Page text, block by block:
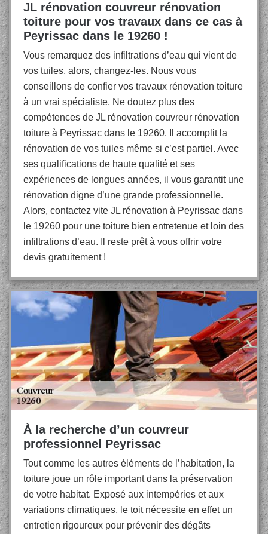
JL rénovation couvreur rénovation
toiture pour vos travaux dans ce cas à
Peyrissac dans le 19260 !
Vous remarquez des infiltrations d’eau qui vient de
vos tuiles, alors, changez-les. Nous vous
conseillons de confier vos travaux rénovation toiture
à un vrai spécialiste. Ne doutez plus des
compétences de JL rénovation couvreur rénovation
toiture à Peyrissac dans le 19260. Il accomplit la
rénovation de vos tuiles même si c’est partiel. Avec
ses qualifications de haute qualité et ses
expériences de longues années, il vous garantit une
rénovation digne d’une grande professionnelle.
Alors, contactez vite JL rénovation à Peyrissac dans
le 19260 pour une toiture bien entretenue et loin des
infiltrations d’eau. Il reste prêt à vous offrir votre
devis gratuitement !
À la recherche d’un couvreur
professionnel Peyrissac
Tout comme les autres éléments de l’habitation, la
toiture joue un rôle important dans la préservation
de votre habitat. Exposé aux intempéries et aux
variations climatiques, le toit nécessite en effet un
entretien rigoureux pour prévenir des dégâts